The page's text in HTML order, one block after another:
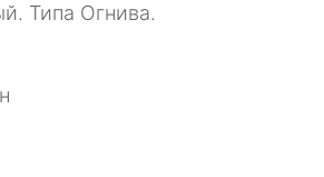
Типа Огнива.